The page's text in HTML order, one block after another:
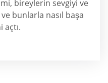
bireylerin sevgiyi ve
bunlarla nasıl başa
açtı.